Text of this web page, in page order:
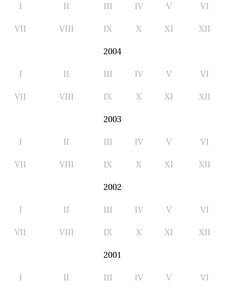
I II III IV V VI
VII VIII IX X XI XII
2004
I II III IV V VI
VII VIII IX X XI XII
2003
I II III IV V VI
VII VIII IX X XI XII
2002
I II III IV V VI
VII VIII IX X XI XII
2001
I II III IV V VI